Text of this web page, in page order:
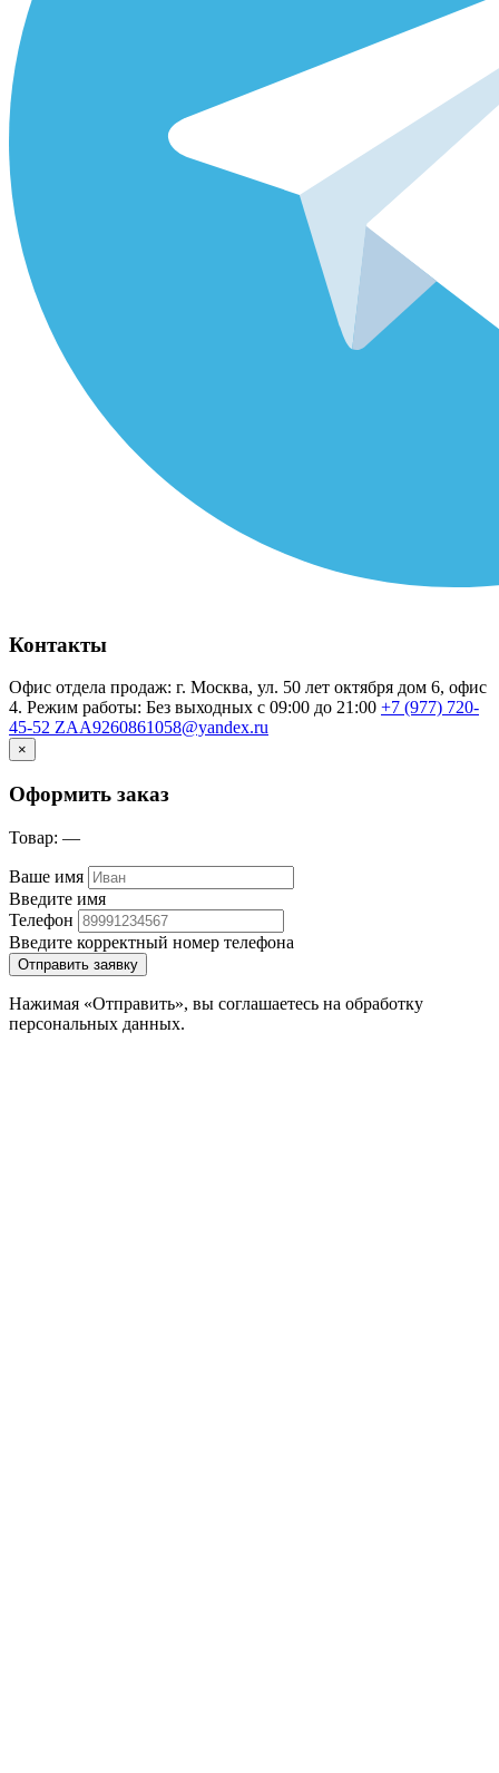
Контакты
Офис отдела продаж: г. Москва, ул. 50 лет октября дом 6, офис
4. Режим работы: Без выходных с 09:00 до 21:00 +7 (977) 720-
45-52 ZAA9260861058@yandex.ru
×
Оформить заказ
Товар: —
Ваше имя
Введите имя
Телефон
Введите корректный номер телефона
Отправить заявку
Нажимая «Отправить», вы соглашаетесь на обработку
персональных данных.